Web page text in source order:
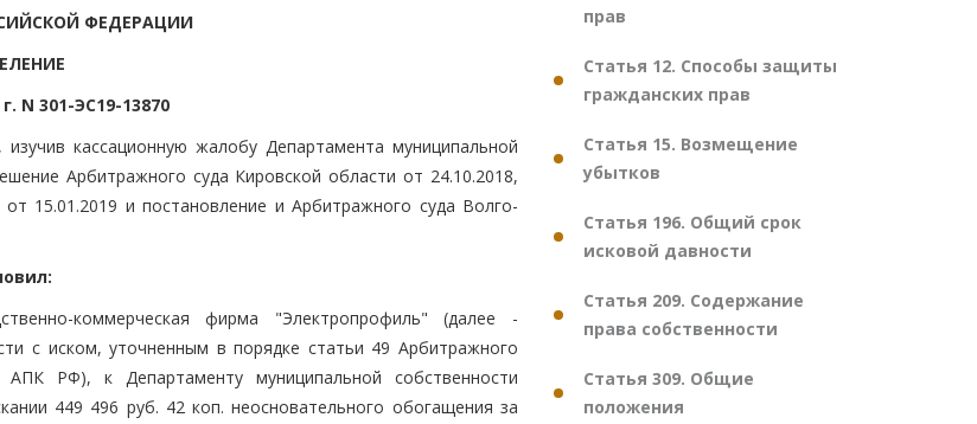
ФЕДЕРАЦИИ
N 301-ЭС19-13870
кассационную жалобу Департамента муниципальной
Арбитражного суда Кировской области от 24.10.2018,
15.01.2019 и постановление и Арбитражного суда Волго-
коммерческая фирма "Электропрофиль" (далее -
с иском, уточненным в порядке статьи 49 Арбитражного
РФ), к Департаменту муниципальной собственности
449 496 руб. 42 коп. неосновательного обогащения за
прав
Статья 12. Способы защиты
гражданских прав
Статья 15. Возмещение
убытков
Статья 196. Общий срок
исковой давности
Статья 209. Содержание
права собственности
Статья 309. Общие
положения